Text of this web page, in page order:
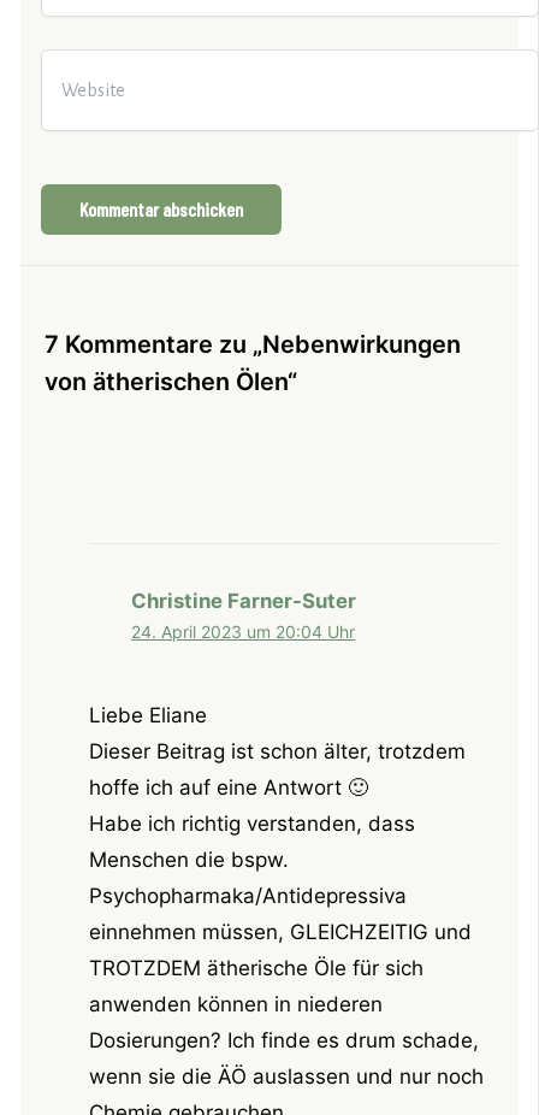
Website
7 Kommentare zu „Nebenwirkungen
von ätherischen Ölen“
Christine Farner-Suter
24. April 2023 um 20:04 Uhr
Liebe Eliane
Dieser Beitrag ist schon älter, trotzdem
hoffe ich auf eine Antwort 🙂
Habe ich richtig verstanden, dass
Menschen die bspw.
Psychopharmaka/Antidepressiva
einnehmen müssen, GLEICHZEITIG und
TROTZDEM ätherische Öle für sich
anwenden können in niederen
Dosierungen? Ich finde es drum schade,
wenn sie die ÄÖ auslassen und nur noch